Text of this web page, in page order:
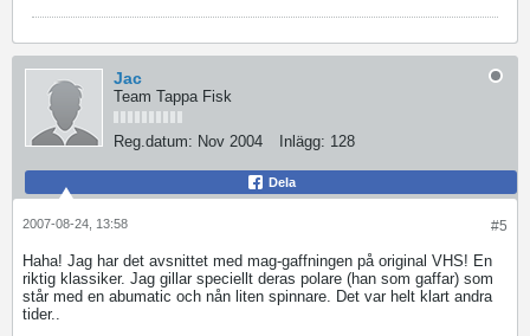
Jac
Team Tappa Fisk
Reg.datum: Nov 2004 Inlägg: 128
Dela
#5
2007-08-24, 13:58
Haha! Jag har det avsnittet med mag-gaffningen på original VHS! En
riktig klassiker. Jag gillar speciellt deras polare (han som gaffar) som
står med en abumatic och nån liten spinnare. Det var helt klart andra
tider..